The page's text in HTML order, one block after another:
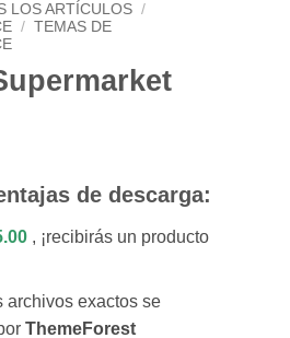
LOS ARTÍCULOS /
/ TEMAS DE
de descarga:
, ¡recibirás un producto
archivos exactos se
ThemeForest